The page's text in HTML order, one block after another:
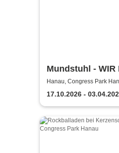
Mundstuhl - WIR
Hanau, Congress Park
17.10.2026 -